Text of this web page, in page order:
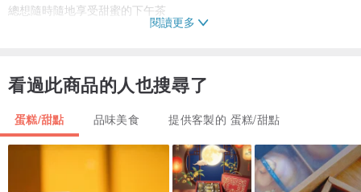
總想隨時隨地享受甜蜜的下午茶
更讓忙碌的身心得到寬慰
或許
啜飲一口芬芳四溢的花茶
細嘗一口香濃酥脆的餅乾
閱讀更多
看過此商品的人也搜尋了
蛋糕/甜點 品味美食 提供客製的 蛋糕/甜點